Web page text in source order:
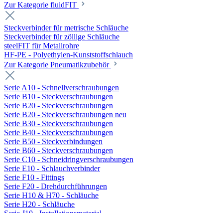
Zur Kategorie fluidFIT
Steckverbinder für metrische Schläuche
Steckverbinder für zöllige Schläuche
steelFIT für Metallrohre
HF-PE - Polyethylen-Kunststoffschlauch
Zur Kategorie Pneumatikzubehör
Serie A10 - Schnellverschraubungen
Serie B10 - Steckverschraubungen
Serie B20 - Steckverschraubungen
Serie B20 - Steckverschraubungen neu
Serie B30 - Steckverschraubungen
Serie B40 - Steckverschraubungen
Serie B50 - Steckverbindungen
Serie B60 - Steckverschraubungen
Serie C10 - Schneidringverschraubungen
Serie E10 - Schlauchverbinder
Serie F10 - Fittings
Serie F20 - Drehdurchführungen
Serie H10 & H70 - Schläuche
Serie H20 - Schläuche